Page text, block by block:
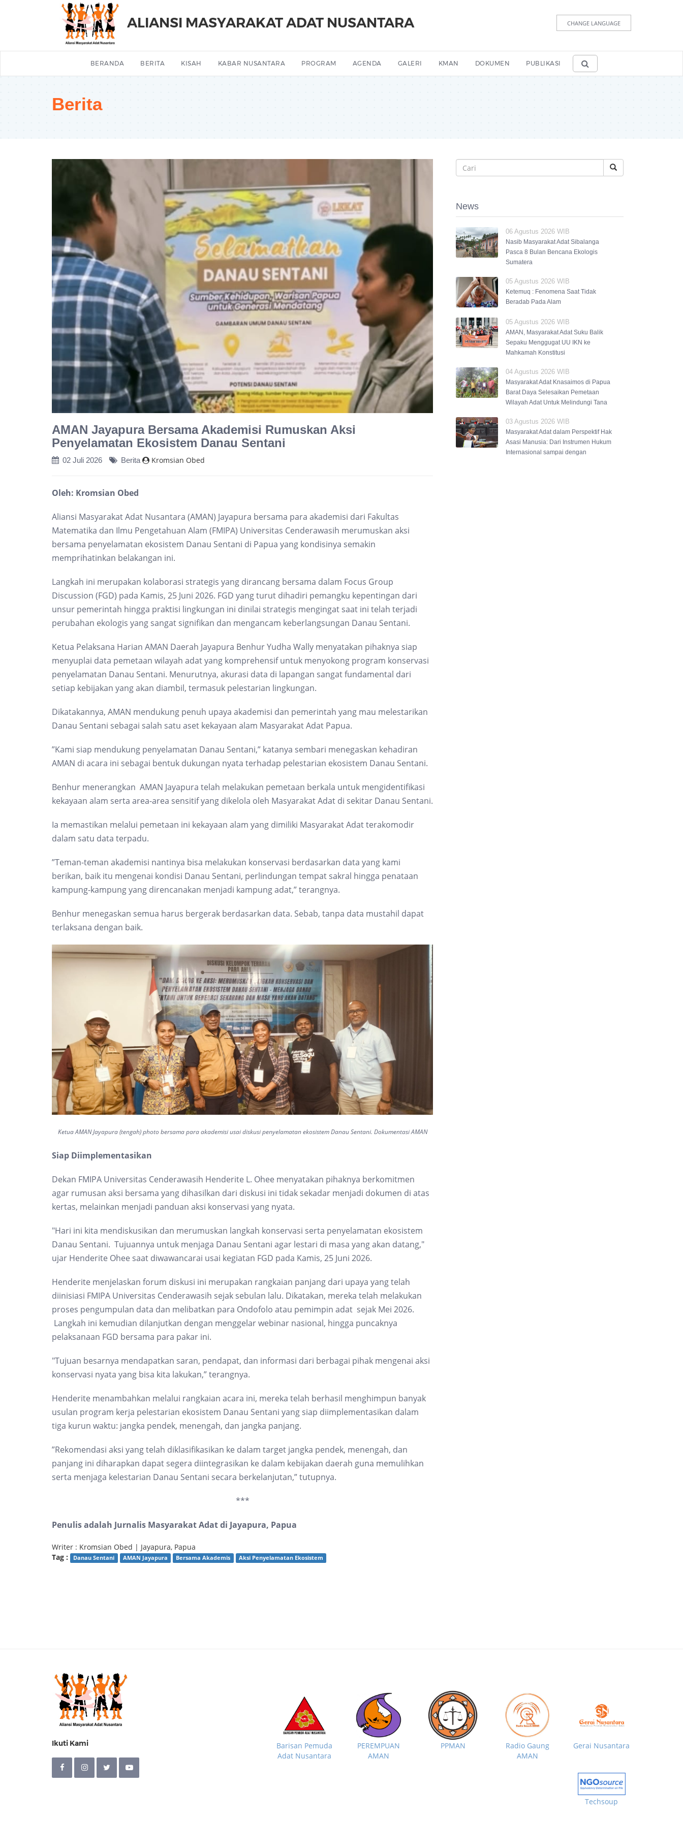
ALIANSI MASYARAKAT ADAT NUSANTARA CHANGE LANGUAGE
BERANDA BERITA KISAH KABAR NUSANTARA PROGRAM AGENDA GALERI KMAN DOKUMEN PUBLIKASI
Berita
AMAN Jayapura Bersama Akademisi Rumuskan Aksi
Penyelamatan Ekosistem Danau Sentani
02 Juli 2026 Berita Kromsian Obed
Oleh: Kromsian Obed
Aliansi Masyarakat Adat Nusantara (AMAN) Jayapura bersama para akademisi dari Fakultas
Matematika dan Ilmu Pengetahuan Alam (FMIPA) Universitas Cenderawasih merumuskan aksi
bersama penyelamatan ekosistem Danau Sentani di Papua yang kondisinya semakin
memprihatinkan belakangan ini.
Langkah ini merupakan kolaborasi strategis yang dirancang bersama dalam Focus Group
Discussion (FGD) pada Kamis, 25 Juni 2026. FGD yang turut dihadiri pemangku kepentingan dari
unsur pemerintah hingga praktisi lingkungan ini dinilai strategis mengingat saat ini telah terjadi
perubahan ekologis yang sangat signifikan dan mengancam keberlangsungan Danau Sentani.
Ketua Pelaksana Harian AMAN Daerah Jayapura Benhur Yudha Wally menyatakan pihaknya siap
menyuplai data pemetaan wilayah adat yang komprehensif untuk menyokong program konservasi
penyelamatan Danau Sentani. Menurutnya, akurasi data di lapangan sangat fundamental dari
setiap kebijakan yang akan diambil, termasuk pelestarian lingkungan.
Dikatakannya, AMAN mendukung penuh upaya akademisi dan pemerintah yang mau melestarikan
Danau Sentani sebagai salah satu aset kekayaan alam Masyarakat Adat Papua.
”Kami siap mendukung penyelamatan Danau Sentani,” katanya sembari menegaskan kehadiran
AMAN di acara ini sebagai bentuk dukungan nyata terhadap pelestarian ekosistem Danau Sentani.
Benhur menerangkan AMAN Jayapura telah melakukan pemetaan berkala untuk mengidentifikasi
kekayaan alam serta area-area sensitif yang dikelola oleh Masyarakat Adat di sekitar Danau Sentani.
Ia memastikan melalui pemetaan ini kekayaan alam yang dimiliki Masyarakat Adat terakomodir
dalam satu data terpadu.
”Teman-teman akademisi nantinya bisa melakukan konservasi berdasarkan data yang kami
berikan, baik itu mengenai kondisi Danau Sentani, perlindungan tempat sakral hingga penataan
kampung-kampung yang direncanakan menjadi kampung adat,” terangnya.
Benhur menegaskan semua harus bergerak berdasarkan data. Sebab, tanpa data mustahil dapat
terlaksana dengan baik.
Ketua AMAN Jayapura (tengah) photo bersama para akademisi usai diskusi penyelamatan ekosistem Danau Sentani. Dokumentasi AMAN
Siap Diimplementasikan
Dekan FMIPA Universitas Cenderawasih Henderite L. Ohee menyatakan pihaknya berkomitmen
agar rumusan aksi bersama yang dihasilkan dari diskusi ini tidak sekadar menjadi dokumen di atas
kertas, melainkan menjadi panduan aksi konservasi yang nyata.
"Hari ini kita mendiskusikan dan merumuskan langkah konservasi serta penyelamatan ekosistem
Danau Sentani. Tujuannya untuk menjaga Danau Sentani agar lestari di masa yang akan datang,"
ujar Henderite Ohee saat diwawancarai usai kegiatan FGD pada Kamis, 25 Juni 2026.
Henderite menjelaskan forum diskusi ini merupakan rangkaian panjang dari upaya yang telah
diinisiasi FMIPA Universitas Cenderawasih sejak sebulan lalu. Dikatakan, mereka telah melakukan
proses pengumpulan data dan melibatkan para Ondofolo atau pemimpin adat sejak Mei 2026.
Langkah ini kemudian dilanjutkan dengan menggelar webinar nasional, hingga puncaknya
pelaksanaan FGD bersama para pakar ini.
"Tujuan besarnya mendapatkan saran, pendapat, dan informasi dari berbagai pihak mengenai aksi
konservasi nyata yang bisa kita lakukan,” terangnya.
Henderite menambahkan melalui rangkaian acara ini, mereka telah berhasil menghimpun banyak
usulan program kerja pelestarian ekosistem Danau Sentani yang siap diimplementasikan dalam
tiga kurun waktu: jangka pendek, menengah, dan jangka panjang.
”Rekomendasi aksi yang telah diklasifikasikan ke dalam target jangka pendek, menengah, dan
panjang ini diharapkan dapat segera diintegrasikan ke dalam kebijakan daerah guna memulihkan
serta menjaga kelestarian Danau Sentani secara berkelanjutan,” tutupnya.
***
Penulis adalah Jurnalis Masyarakat Adat di Jayapura, Papua
Writer : Kromsian Obed | Jayapura, Papua
Tag :
Danau Sentani AMAN Jayapura Bersama Akademis Aksi Penyelamatan Ekosistem
News
06 Agustus 2026 WIB
Nasib Masyarakat Adat Sibalanga
Pasca 8 Bulan Bencana Ekologis
Sumatera
05 Agustus 2026 WIB
Ketemuq : Fenomena Saat Tidak
Beradab Pada Alam
05 Agustus 2026 WIB
AMAN, Masyarakat Adat Suku Balik
Sepaku Menggugat UU IKN ke
Mahkamah Konstitusi
04 Agustus 2026 WIB
Masyarakat Adat Knasaimos di Papua
Barat Daya Selesaikan Pemetaan
Wilayah Adat Untuk Melindungi Tana
03 Agustus 2026 WIB
Masyarakat Adat dalam Perspektif Hak
Asasi Manusia: Dari Instrumen Hukum
Internasional sampai dengan
Ikuti Kami
Barisan Pemuda
Adat Nusantara
PEREMPUAN
AMAN
PPMAN
Radio Gaung
AMAN
Gerai Nusantara
Techsoup